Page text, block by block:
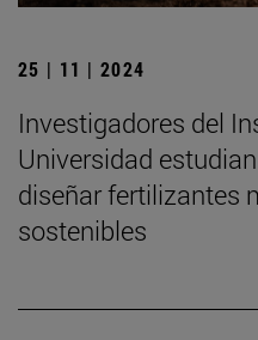
25 | 11 | 2024
Investigadores del
Universidad
diseñar fertilizantes
sostenibles